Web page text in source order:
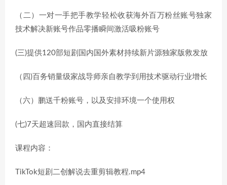
（二）一对一手把手教学轻松收获海外百万粉丝账号独家
技术解决新账号作品零播瞬间激活吸粉账号
(三)提供120部短剧国内国外素材持续新片源独家版救发放
（四)百务销量级家战导师亲自教学到用技术驱动行业增长
（六）鹏送千粉账号，以及安排环境一个使用权
(七)7天超速回款，国内直接结算
课程内容：
TikTok短剧二创解说去重剪辑教程.mp4